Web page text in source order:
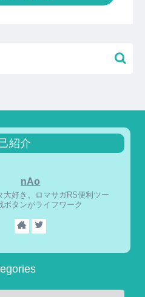
紹介
nAo
大好き。ロマサガRS便利ツー
ボタンがライフワーク